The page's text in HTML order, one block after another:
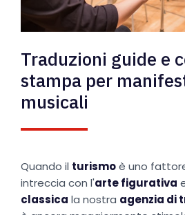
Traduzioni guide e
stampa per
musicali
Quando il turismoè uno
intreccia con l'arte figurativa
classica la nostra agenzia di